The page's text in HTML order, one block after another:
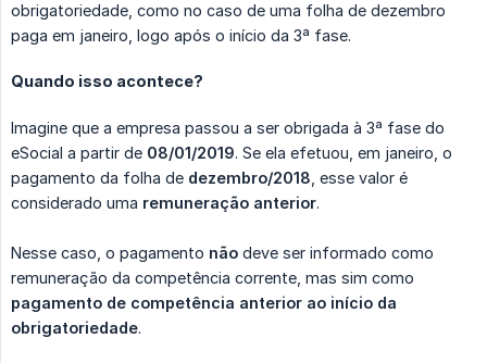
obrigatoriedade, como no caso de uma folha de dezembro
paga em janeiro, logo após o início da 3ª fase.
Quando isso acontece?
Imagine que a empresa passou a ser obrigada à 3ª fase do
eSocial a partir de 08/01/2019. Se ela efetuou, em janeiro, o
pagamento da folha de dezembro/2018 , esse valor é
considerado uma remuneração anterior.
Nesse caso, o pagamento não deve ser informado como
remuneração da competência corrente, mas sim como
pagamento de competência anterior ao início da
obrigatoriedade.